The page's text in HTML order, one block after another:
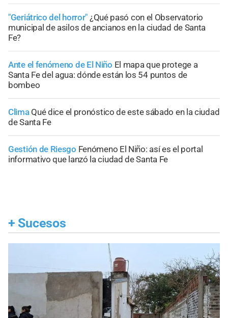
"Geriátrico del horror" ¿Qué pasó con el Observatorio
municipal de asilos de ancianos en la ciudad de Santa
Fe?
Ante el fenómeno de El Niño El mapa que protege a
Santa Fe del agua: dónde están los 54 puntos de
bombeo
Clima Qué dice el pronóstico de este sábado en la ciudad
de Santa Fe
Gestión de Riesgo Fenómeno El Niño: así es el portal
informativo que lanzó la ciudad de Santa Fe
+ Sucesos